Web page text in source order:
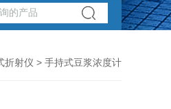
折射仪 > 手持式豆浆浓度计